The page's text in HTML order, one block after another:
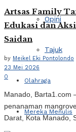
Opini
Tajuk
Olahraga
Mereka Menulis
Artsas Family
Edukasi dan
Saidan
by Meikel Eki Pontolondo
23 Mei 2026
0
Manado, Barta1.com
penanaman
Darat, Kota Manado,